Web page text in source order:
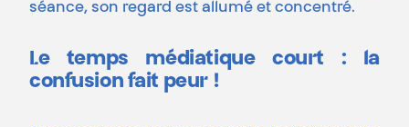
séance, son regard est allumé et concentré.
Le temps médiatique court : la
confusion fait peur !